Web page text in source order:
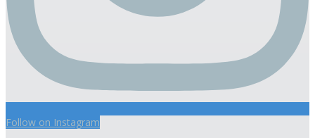
Follow on Instagram